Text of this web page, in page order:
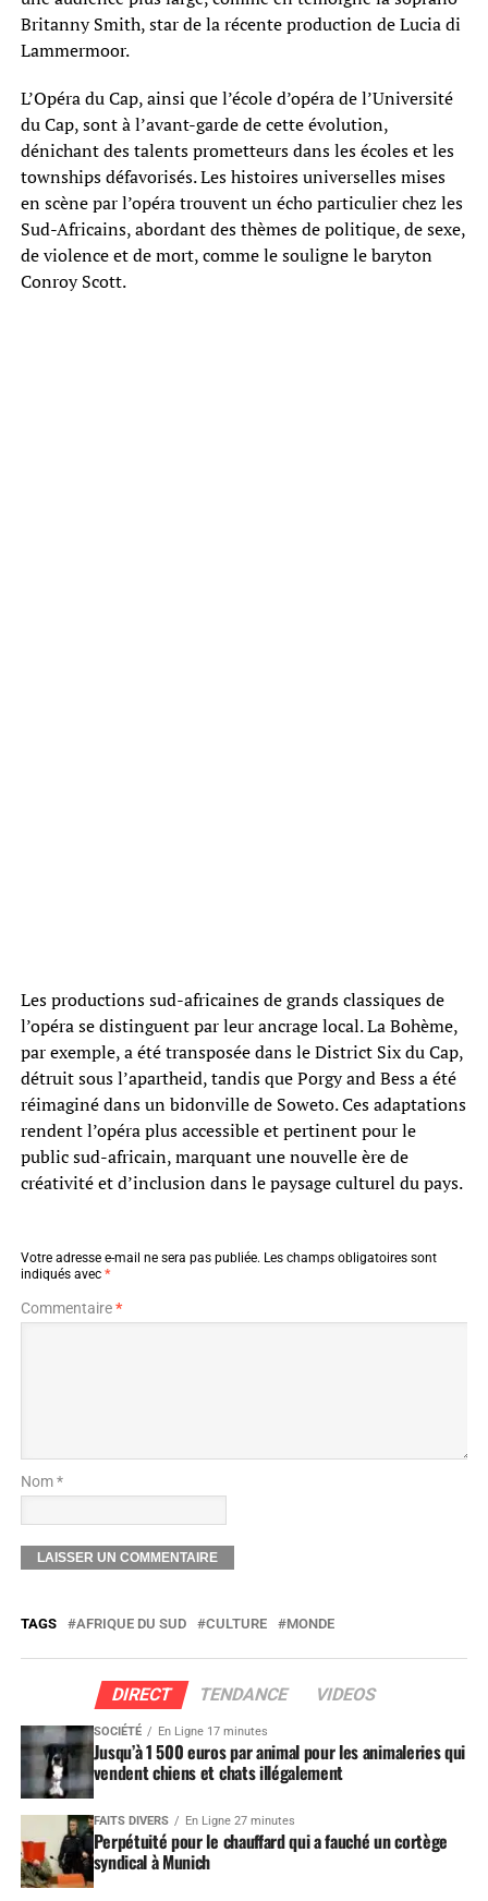
Britanny Smith, star de la récente production de Lucia di
Lammermoor.
L’Opéra du Cap, ainsi que l’école d’opéra de l’Université
du Cap, sont à l’avant-garde de cette évolution,
dénichant des talents prometteurs dans les écoles et les
townships défavorisés. Les histoires universelles mises
en scène par l’opéra trouvent un écho particulier chez les
Sud-Africains, abordant des thèmes de politique, de sexe,
de violence et de mort, comme le souligne le baryton
Conroy Scott.
Les productions sud-africaines de grands classiques de
l’opéra se distinguent par leur ancrage local. La Bohème,
par exemple, a été transposée dans le District Six du Cap,
détruit sous l’apartheid, tandis que Porgy and Bess a été
réimaginé dans un bidonville de Soweto. Ces adaptations
rendent l’opéra plus accessible et pertinent pour le
public sud-africain, marquant une nouvelle ère de
créativité et d’inclusion dans le paysage culturel du pays.
Votre adresse e-mail ne sera pas publiée. Les champs obligatoires sont
indiqués avec *
Commentaire*
Nom *
TAGS AFRIQUE DU SUD CULTURE MONDE
DIRECT TENDANCE VIDEOS
SOCIÉTÉ En Ligne 17 minutes
Jusqu’à 1 500 euros par animal pour les animaleries qui
vendent chiens et chats illégalement
FAITS DIVERS En Ligne 27 minutes
Perpétuité pour le chauffard qui a fauché un cortège
syndical à Munich